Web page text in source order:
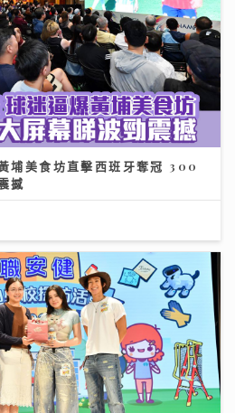
埔美食坊直擊西班牙奪冠 300
撼